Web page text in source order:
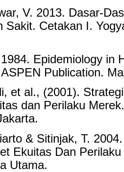
V. 2013. Dasar-
Sakit. Cetakan I.
Epidemiology in
Publication.
et al., (2001).
dan Perilaku
& Sitinjak, T.
Ekuitas Dan
Utama.